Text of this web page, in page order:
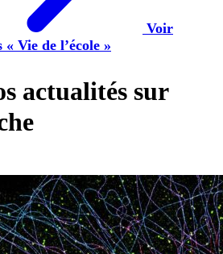
Voir
Vie de l’école »
actualités sur